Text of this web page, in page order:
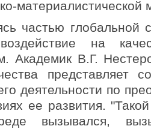
материалистической
частью глобальной
на
Академик В.Г.
представляет
деятельности по
ее развития.
вызывался,